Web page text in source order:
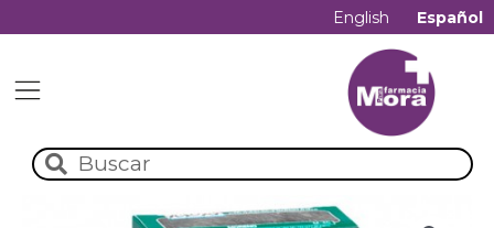
English Español